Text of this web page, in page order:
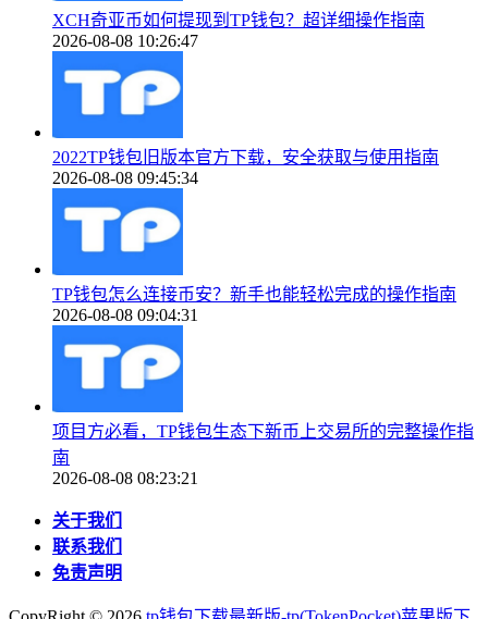
XCH奇亚币如何提现到TP钱包？超详细操作指南
2026-08-08 10:26:47
2022TP钱包旧版本官方下载，安全获取与使用指南
2026-08-08 09:45:34
TP钱包怎么连接币安？新手也能轻松完成的操作指南
2026-08-08 09:04:31
项目方必看，TP钱包生态下新币上交易所的完整操作指
南
2026-08-08 08:23:21
关于我们
联系我们
免责声明